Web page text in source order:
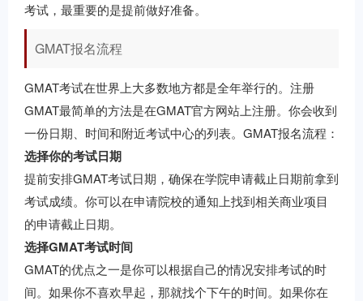
考试，最重要的是提前做好准备。
GMAT报名流程
GMAT考试在世界上大多数地方都是全年举行的。注册
GMAT最简单的方法是在GMAT官方网站上注册。你会收到
一份日期、时间和附近考试中心的列表。GMAT报名流程：
选择你的考试日期
提前安排GMAT考试日期，确保在学院申请截止日期前拿到
考试成绩。你可以在申请院校的通知上找到相关商业项目
的申请截止日期。
选择GMAT考试时间
GMAT的优点之一是你可以根据自己的情况安排考试的时
间。如果你不喜欢早起，那就找个下午的时间。如果你在